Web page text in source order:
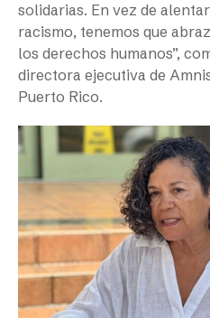
solidarias. En vez de
racismo, tenemos que
los derechos humanos”,
directora ejecutiva de
Puerto Rico.